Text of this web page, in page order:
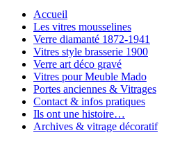
Accueil
Les vitres mousselines
Verre diamanté 1872-1941
Vitres style brasserie 1900
Verre art déco gravé
Vitres pour Meuble Mado
Portes anciennes & Vitrages
Contact & infos pratiques
Ils ont une histoire…
Archives & vitrage décoratif